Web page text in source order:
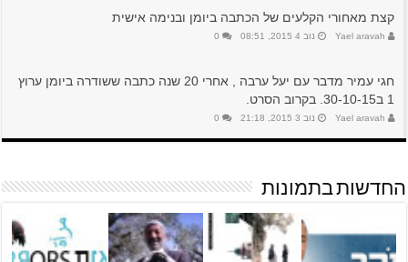
קצת מאחורי הקלעים של הכתבה ביומן ובנימה אישית
Yael aravah נוב 4 2015, 08:51 0
חגי עמיר מדבר עם יעל ערבה , אחרי 20 שנה כתבה ששודרה ביומן ערוץ
1 ב30-10-15. בקרוב הסרט.
Yael aravah נוב 3 2015, 21:18 0
החדשות בתמונות